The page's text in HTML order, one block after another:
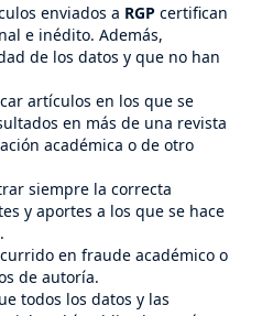
enviados a RGP certifican
e inédito. Además,
de los datos y que no han
artículos en los que se
en más de una revista
académica o de otro
siempre la correcta
y aportes a los que se hace
en fraude académico o
de autoría.
todos los datos y las